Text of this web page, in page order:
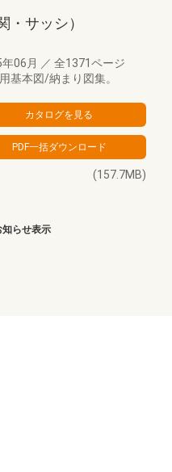
・サッシ）
06月 ／ 全1371ページ
基本図/納まり図集。
(157.7MB)
知らせ表示